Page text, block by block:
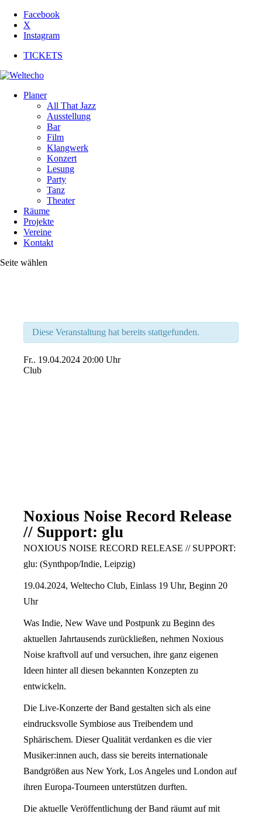
Facebook
X
Instagram
TICKETS
Planer
All That Jazz
Ausstellung
Bar
Film
Klangwerk
Konzert
Lesung
Party
Tanz
Theater
Räume
Projekte
Vereine
Kontakt
Seite wählen
Diese Veranstaltung hat bereits stattgefunden.
Fr.. 19.04.2024 20:00 Uhr
Club
Noxious Noise Record Release
// Support: glu
NOXIOUS NOISE RECORD RELEASE // SUPPORT:
glu: (Synthpop/Indie, Leipzig)
19.04.2024, Weltecho Club, Einlass 19 Uhr, Beginn 20
Uhr
Was Indie, New Wave und Postpunk zu Beginn des
aktuellen Jahrtausends zurückließen, nehmen Noxious
Noise kraftvoll auf und versuchen, ihre ganz eigenen
Ideen hinter all diesen bekannten Konzepten zu
entwickeln.
Die Live-Konzerte der Band gestalten sich als eine
eindrucksvolle Symbiose aus Treibendem und
Sphärischem. Dieser Qualität verdanken es die vier
Musiker:innen auch, dass sie bereits internationale
Bandgrößen aus New York, Los Angeles und London auf
ihren Europa-Tourneen unterstützen durften.
Die aktuelle Veröffentlichung der Band räumt auf mit